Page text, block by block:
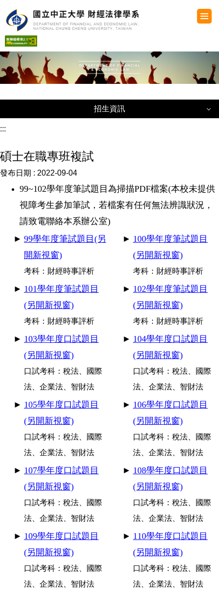
到
要
內
容
區
招生資訊
招生最新消息
本系所考古題
:::
碩士在職專班複試
發布日期 : 2022-09-04
99~102學年度筆試題目為掃描PDF檔案(本校未提供
視障考生參加筆試，若檔案有任何無法辨識狀況，
請致電聯絡本系辦公室)
► 99學年度筆試題目(另
開新視窗)
考科：財經時事評析
► 100學年度筆試題目
(另開新視窗)
考科：財經時事評析
► 101學年度筆試題目
(另開新視窗)
考科：財經時事評析
► 102學年度筆試題目
(另開新視窗)
考科：財經時事評析
► 103學年度口試題目
(另開新視窗)
口試考科：稅法、國際
法、企業法、智財法
► 104學年度口試題目
(另開新視窗)
口試考科：稅法、國際
法、企業法、智財法
► 105學年度口試題目
(另開新視窗)
口試考科：稅法、國際
法、企業法、智財法
► 106學年度口試題目
(另開新視窗)
口試考科：稅法、國際
法、企業法、智財法
► 107學年度口試題目
(另開新視窗)
口試考科：稅法、國際
法、企業法、智財法
► 108學年度口試題目
(另開新視窗)
口試考科：稅法、國際
法、企業法、智財法
► 109學年度口試題目
(另開新視窗)
口試考科：稅法、國際
法、企業法、智財法
► 110學年度口試題目
(另開新視窗)
口試考科：稅法、國際
法、企業法、智財法